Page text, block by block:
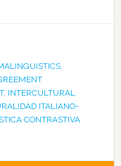
,
, INTERCULTURAL
ITALIANO-
CONTRASTIVA